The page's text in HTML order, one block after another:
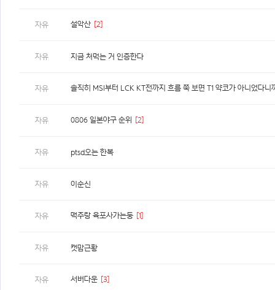
자유 설악산 [2]
자유 지금 처먹는 거 인증한다
자유 솔직히 MSI부터 LCK KT전까지 흐름 쭉 보면 T1 약코가 아니었다니
자유 0806 일본야구 순위 [2]
자유 ptsd오는 한복
자유 이순신
자유 맥주랑 육포사가는둥 [1]
자유 캣맘근황
자유 서버다운 [3]